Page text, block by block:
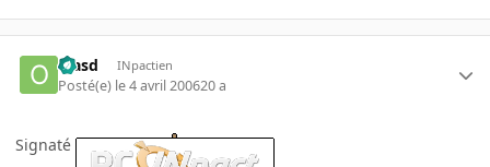
olasd INpactien
Posté(e) le 4 avril 200620 a
Signaté